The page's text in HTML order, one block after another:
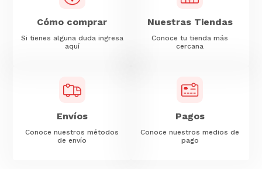
Cómo comprar
Si tienes alguna duda ingresa
aquí
Nuestras Tiendas
Conoce tu tienda más
cercana
Envíos
Conoce nuestros métodos
de envío
Pagos
Conoce nuestros medios de
pago